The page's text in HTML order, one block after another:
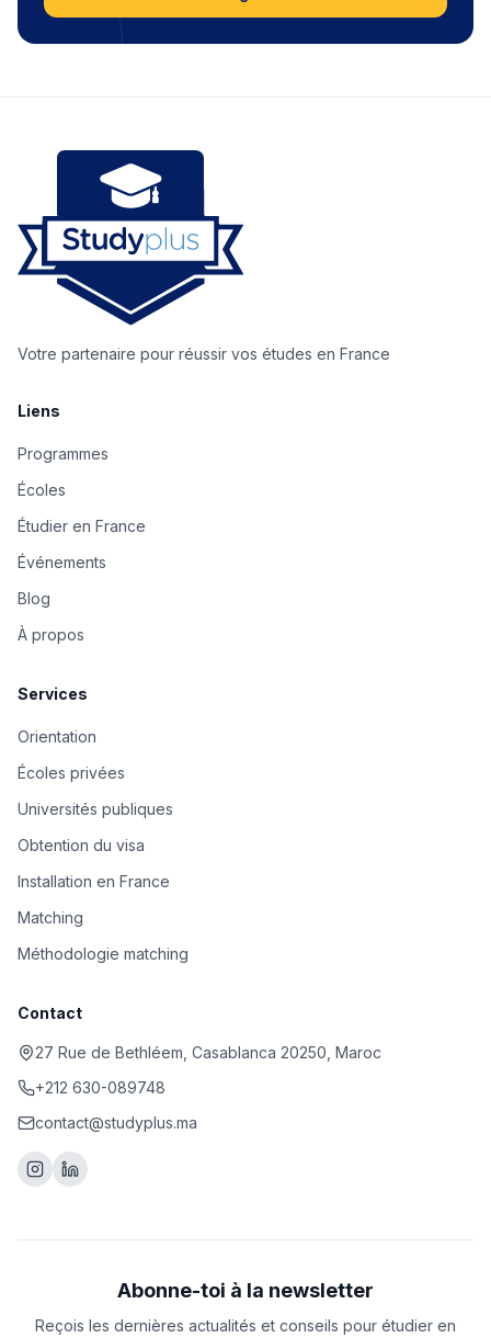
Votre partenaire pour réussir vos études en France
Liens
Programmes
Écoles
Étudier en France
Événements
Blog
À propos
Services
Orientation
Écoles privées
Universités publiques
Obtention du visa
Installation en France
Matching
Méthodologie matching
Contact
27 Rue de Bethléem, Casablanca 20250, Maroc
+212 630-089748
contact@studyplus.ma
Abonne-toi à la newsletter
Reçois les dernières actualités et conseils pour étudier en